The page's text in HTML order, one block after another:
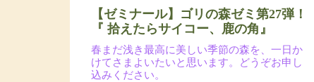
【ゼミナール】ゴリの森ゼミ第27弾！
『 拾えたらサイコー、鹿の角』
春まだ浅き最高に美しい季節の森を、一日か
けてさまよいたいと思います。どうぞお申し
込みください。